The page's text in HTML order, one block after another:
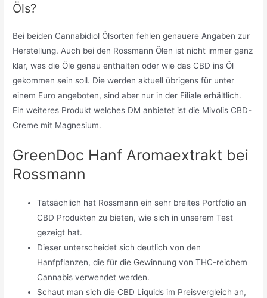
Öls?
Bei beiden Cannabidiol Ölsorten fehlen genauere Angaben zur
Herstellung. Auch bei den Rossmann Ölen ist nicht immer ganz
klar, was die Öle genau enthalten oder wie das CBD ins Öl
gekommen sein soll. Die werden aktuell übrigens für unter
einem Euro angeboten, sind aber nur in der Filiale erhältlich.
Ein weiteres Produkt welches DM anbietet ist die Mivolis CBD-
Creme mit Magnesium.
GreenDoc Hanf Aromaextrakt bei
Rossmann
Tatsächlich hat Rossmann ein sehr breites Portfolio an
CBD Produkten zu bieten, wie sich in unserem Test
gezeigt hat.
Dieser unterscheidet sich deutlich von den
Hanfpflanzen, die für die Gewinnung von THC-reichem
Cannabis verwendet werden.
Schaut man sich die CBD Liquids im Preisvergleich an,